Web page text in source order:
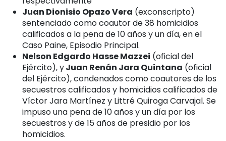
Juan Dionisio Opazo Vera (exconscripto)
sentenciado como coautor de 38 homicidios
calificados a la pena de 10 años y un día, en el
Caso Paine, Episodio Principal.
Nelson Edgardo Hasse Mazzei (oficial del
Ejército), yJuan Renán Jara Quintana (oficial
del Ejército), condenados como coautores de los
secuestros calificados y homicidios calificados de
Víctor Jara Martínez y Littré Quiroga Carvajal. Se
impuso una pena de 10 años y un día por los
secuestros y de 15 años de presidio por los
homicidios.